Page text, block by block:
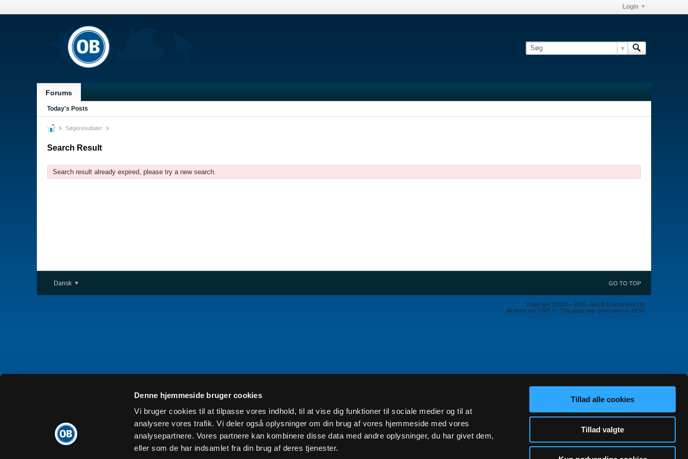
Denne hjemmeside bruger cookies
Vi bruger cookies til at tilpasse vores indhold, til at vise dig funktioner til sociale medier og til at
analysere vores trafik. Vi deler også oplysninger om din brug af vores hjemmeside med vores
analysepartnere. Vores partnere kan kombinere disse data med andre oplysninger, du har givet dem,
eller som de har indsamlet fra din brug af deres tjenester.
Tillad alle cookies
Tillad valgte
Login
Forums
Today's Posts
Søgeresultater
Search Result
Search result already expired, please try a new search.
Dansk GO TO TOP
Copyright ©2000 - 2026, Jelsoft Enterprises Ltd.
All times are GMT+1. This page was generated at 18:58.